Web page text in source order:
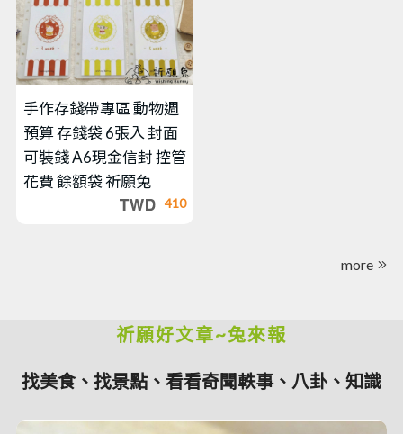
手作存錢帶專區動物週
預算 存錢袋 6張入 封面
可裝錢 A6現金信封 控管
花費 餘額袋 祈願兔
410
more
祈願好文章~兔來報
找美食、找景點、看看奇聞軼事、八卦、知識